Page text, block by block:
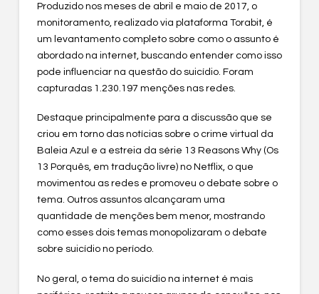
Produzido nos meses de abril e maio de 2017, o
monitoramento, realizado via plataforma Torabit, é
um levantamento completo sobre como o assunto é
abordado na internet, buscando entender como isso
pode influenciar na questão do suicídio. Foram
capturadas 1.230.197 menções nas redes.
Destaque principalmente para a discussão que se
criou em torno das notícias sobre o crime virtual da
Baleia Azul e a estreia da série 13 Reasons Why (Os
13 Porquês, em tradução livre) no Netflix, o que
movimentou as redes e promoveu o debate sobre o
tema. Outros assuntos alcançaram uma
quantidade de menções bem menor, mostrando
como esses dois temas monopolizaram o debate
sobre suicídio no período.
No geral, o tema do suicídio na internet é mais